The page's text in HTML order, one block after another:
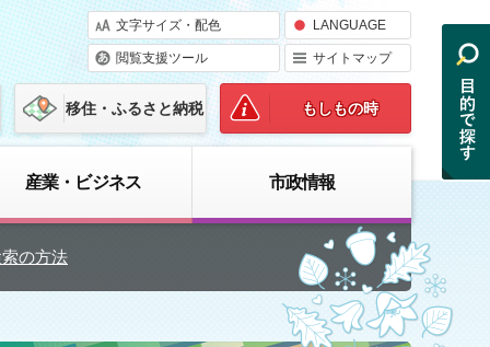
文字サイズ・配色 LANGUAGE
閲覧支援ツール サイトマップ
移住・ふるさと納税 もしもの時
産業・ビジネス 市政情報
の方法